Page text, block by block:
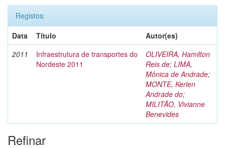
Registos:
Data
Título
Autor(es)
2011
Infraestrutura de transportes do
Nordeste 2011
OLIVEIRA, Hamilton
Reis de; LIMA,
Mônica de Andrade;
MONTE, Kerlen
Andrade do;
MILITÃO, Vivianne
Benevides
Refinar